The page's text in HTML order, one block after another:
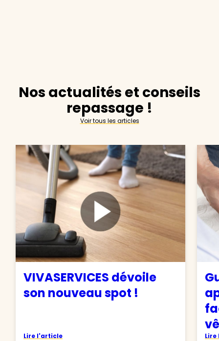
Nos actualités et conseils
repassage !
Voir tous les articles
VIVASERVICES dévoile
son nouveau spot !
Lire l'article